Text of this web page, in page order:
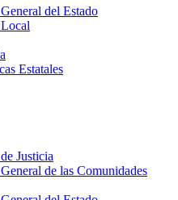
del Estado
Estatales
Justicia
de las Comunidades